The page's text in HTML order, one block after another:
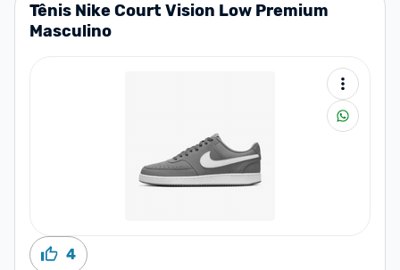
Tênis Nike Court Vision Low Premium
Masculino
4